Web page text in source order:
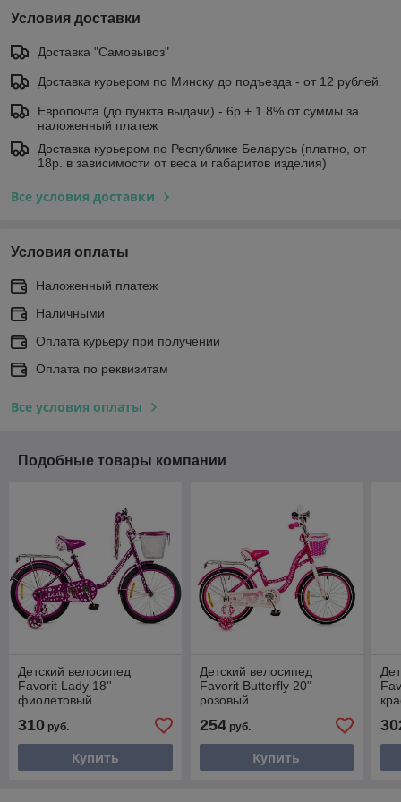
Условия доставки
Доставка "Самовывоз"
Доставка курьером по Минску до подъезда - от 12 рублей.
Европочта (до пункта выдачи) - 6р + 1.8% от суммы за
наложенный платеж
Доставка курьером по Республике Беларусь (платно, от
18р. в зависимости от веса и габаритов изделия)
Все условия доставки
Условия оплаты
Наложенный платеж
Наличными
Оплата курьеру при получении
Оплата по реквизитам
Все условия оплаты
Подобные товары компании
Детский велосипед
Favorit Lady 18''
фиолетовый
310 руб.
Купить
Детский велосипед
Favorit Butterfly 20"
розовый
254руб.
Купить